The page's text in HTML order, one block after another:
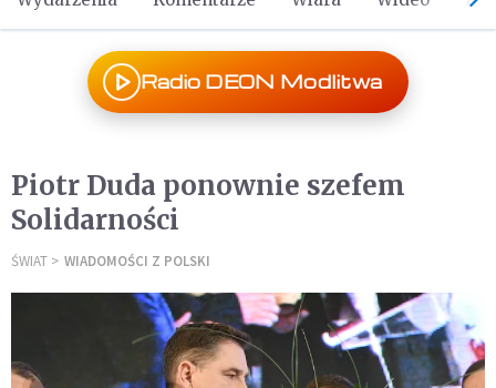
Radio DEON Modlitwa
Piotr Duda ponownie szefem
Solidarności
ŚWIAT WIADOMOŚCI Z POLSKI